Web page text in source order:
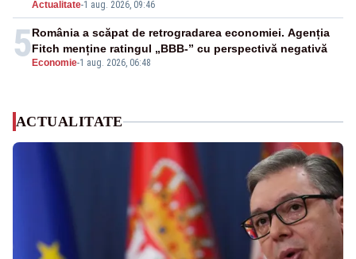
Actualitate-1 aug. 2026, 09:46
5 Economie-1 aug. 2026, 06:48
România a scăpat de retrogradarea economiei. Agenția
Fitch menține ratingul „BBB-” cu perspectivă negativă
ACTUALITATE